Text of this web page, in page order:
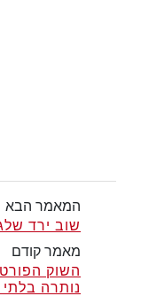
המאמר הבא
שוב ירד
מאמר קודם
השוק
נותרה